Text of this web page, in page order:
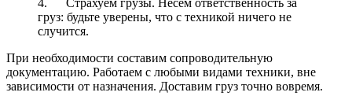
груз: будьте уверены, что с техникой ничего не
случится.
При необходимости составим сопроводительную
документацию. Работаем с любыми видами техники, вне
зависимости от назначения. Доставим груз точно вовремя.